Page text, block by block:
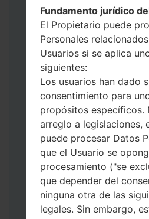
tecla de Encendido,
volumen y la tecla de
Presione y
teclas de Subir y de
luego conecte un cable
Presione y
tecla de Encendido,
volumen y la tecla de
Conecte un
mantenga
y la tecla de Bajar
Presione y
tecla de Encendido y
volumen.
Luego, conecte su
Fundamento jurídico
El Propietario puede
Personales
Usuarios si se aplica
siguientes:
Los usuarios han dado
consentimiento para
propósitos específicos.
arreglo a legislaciones,
puede procesar Datos
que el Usuario se
procesamiento ("se
que depender del
ninguna otra de las
legales. Sin embargo,